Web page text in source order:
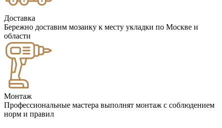
Доставка
Бережно доставим мозаику к месту укладки по Москве и
области
Монтаж
Профессиональные мастера выполнят монтаж с соблюдением
норм и правил